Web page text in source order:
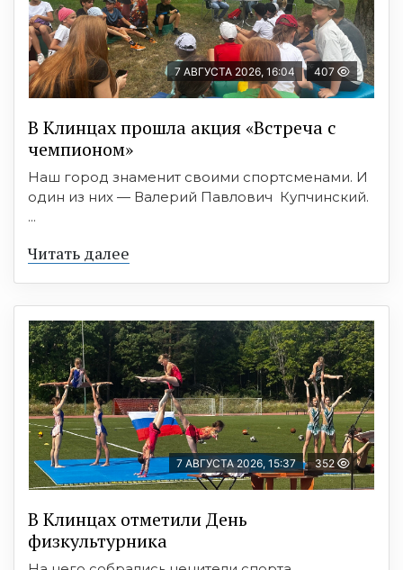
7 АВГУСТА 2026, 16:04 407
В Клинцах прошла акция «Встреча с
чемпионом»
Наш город знаменит своими спортсменами. И
один из них — Валерий Павлович Купчинский.
...
Читать далее
7 АВГУСТА 2026, 15:37 352
В Клинцах отметили День
физкультурника